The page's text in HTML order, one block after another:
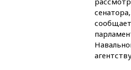
сообщает